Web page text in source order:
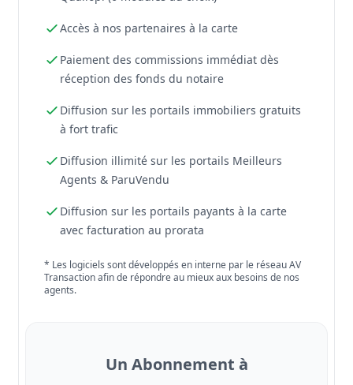
Accès à nos partenaires à la carte
Paiement des commissions immédiat dès
réception des fonds du notaire
Diffusion sur les portails immobiliers gratuits
à fort trafic
Diffusion illimité sur les portails Meilleurs
Agents & ParuVendu
Diffusion sur les portails payants à la carte
avec facturation au prorata
* Les logiciels sont développés en interne par le réseau AV
Transaction afin de répondre au mieux aux besoins de nos
agents.
Un Abonnement à